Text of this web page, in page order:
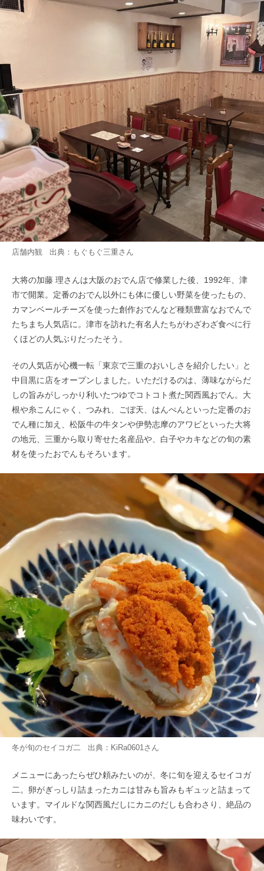
店舗内観 出典： もぐもぐ三重さん
大将の加藤 理さんは大阪のおでん店で修業した後、1992年、津
市で開業。定番のおでん以外にも体に優しい野菜を使ったもの、
カマンベールチーズを使った創作おでんなど種類豊富なおでんで
たちまち人気店に。津市を訪れた有名人たちがわざわざ食べに行
くほどの人気ぶりだったそう。
その人気店が心機一転「東京で三重のおいしさを紹介したい」と
中目黒に店をオープンしました。いただけるのは、薄味ながらだ
しの旨みがしっかり利いたつゆでコトコト煮た関西風おでん。大
根や糸こんにゃく、つみれ、ごぼ天、はんぺんといった定番のお
でん種に加え、松阪牛の牛タンや伊勢志摩のアワビといった大将
の地元、三重から取り寄せた名産品や、白子やカキなどの旬の素
材を使ったおでんもそろいます。
冬が旬のセイコガ二 出典： KiRa0601 さん
メニューにあったらぜひ頼みたいのが、冬に旬を迎えるセイコガ
二。卵がぎっしり詰まったカニは甘みも旨みもギュッと詰まって
います。マイルドな関西風だしにカニのだしも合わさり、絶品の
味わいです。